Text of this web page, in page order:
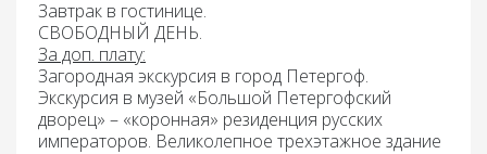
Завтрак в гостинице.
СВОБОДНЫЙ ДЕНЬ.
За доп. плату:
Загородная экскурсия в город Петергоф.
Экскурсия в музей «Большой Петергофский
дворец» – «коронная» резиденция русских
императоров. Великолепное трехэтажное здание